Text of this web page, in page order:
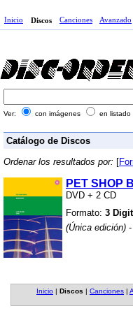
Inicio Discos Canciones Avanzado
Ver: con imágenes en listado
Catálogo de Discos
Ordenar los resultados por: [
PET SHOP
DVD + 2 CD
Formato: 3
(Única edición) -
Inicio | Discos | Canciones |